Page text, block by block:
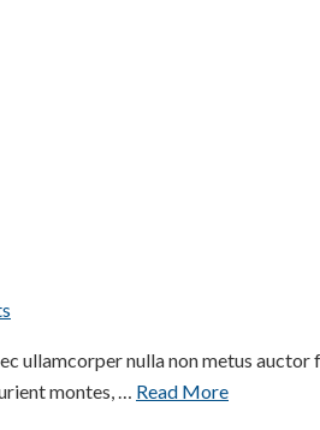
ullamcorper nulla non metus
montes, … Read More